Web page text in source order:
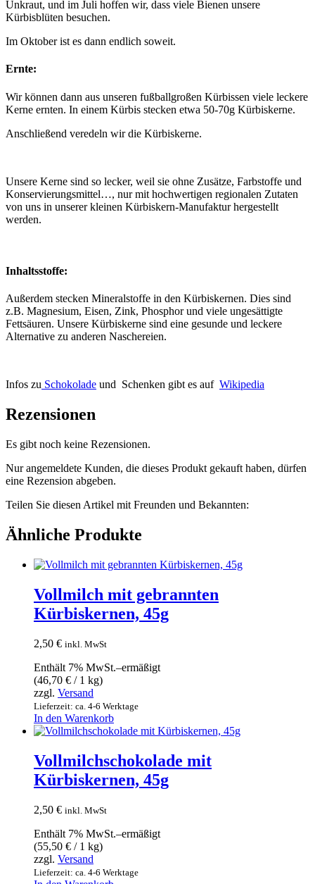
Unkraut, und im Juli hoffen wir, dass viele Bienen unsere
Kürbisblüten besuchen.
Im Oktober ist es dann endlich soweit.
Ernte:
Wir können dann aus unseren fußballgroßen Kürbissen viele leckere
Kerne ernten. In einem Kürbis stecken etwa 50-70g Kürbiskerne.
Anschließend veredeln wir die Kürbiskerne.
Unsere Kerne sind so lecker, weil sie ohne Zusätze, Farbstoffe und
Konservierungsmittel…, nur mit hochwertigen regionalen Zutaten
von uns in unserer kleinen Kürbiskern-Manufaktur hergestellt
werden.
Inhaltsstoffe:
Außerdem stecken Mineralstoffe in den Kürbiskernen. Dies sind
z.B. Magnesium, Eisen, Zink, Phosphor und viele ungesättigte
Fettsäuren. Unsere Kürbiskerne sind eine gesunde und leckere
Alternative zu anderen Naschereien.
Infos zu Schokolade und Schenken gibt es auf Wikipedia
Rezensionen
Es gibt noch keine Rezensionen.
Nur angemeldete Kunden, die dieses Produkt gekauft haben, dürfen
eine Rezension abgeben.
Teilen Sie diesen Artikel mit Freunden und Bekannten:
Ähnliche Produkte
Vollmilch mit gebrannten
Kürbiskernen, 45g
2,50 € inkl. MwSt
Enthält 7% MwSt.–ermäßigt
(46,70 € / 1 kg)
zzgl. Versand
Lieferzeit: ca. 4-6 Werktage
In den Warenkorb
Vollmilchschokolade mit
Kürbiskernen, 45g
2,50 € inkl. MwSt
Enthält 7% MwSt.–ermäßigt
(55,50 € / 1 kg)
zzgl. Versand
Lieferzeit: ca. 4-6 Werktage